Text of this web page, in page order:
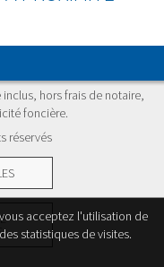
hors frais de notaire,
foncière.
réservés
acceptez l'utilisation de
statistiques de visites.